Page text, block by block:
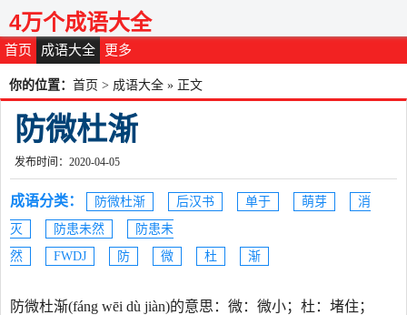
首页 成语大全 更多
4万个成语大全
你的位置： 首页 > 成语大全 » 正文
防微杜渐
发布时间：2020-04-05
成语分类： 防微杜渐 后汉书 单于 萌芽
消
灭
防患未然
防患未
然
FWDJ 防 微 杜 渐
防微杜渐(fáng wēi dù jiàn)的意思：微：微小；杜：堵住；